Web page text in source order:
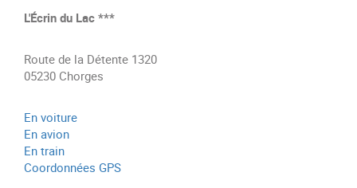
L'Écrin du Lac ***
Route de la Détente 1320
05230 Chorges
En voiture
En avion
En train
Coordonnées GPS